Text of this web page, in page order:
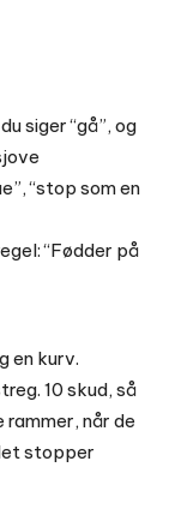
siger “gå”, og
“stop som en
“Fødder på
en kurv.
10 skud, så
når de
stopper